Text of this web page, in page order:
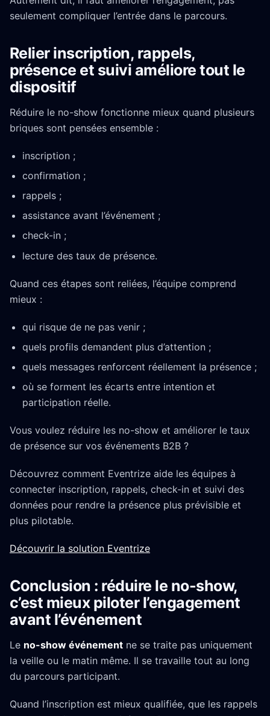
seulement compliquer l’entrée dans le parcours.
Relier inscription, rappels,
présence et suivi améliore tout le
dispositif
Réduire le no-show fonctionne mieux quand plusieurs
briques sont pensées ensemble :
inscription ;
confirmation ;
rappels ;
assistance avant l’événement ;
check-in ;
lecture des taux de présence.
Quand ces étapes sont reliées, l’équipe comprend
mieux :
qui risque de ne pas venir ;
quels profils demandent plus d’attention ;
quels messages renforcent réellement la présence ;
où se forment les écarts entre intention et
participation réelle.
Vous voulez réduire les no-show et améliorer le taux
de présence sur vos événements B2B ?
Découvrez comment Eventrize aide les équipes à
connecter inscription, rappels, check-in et suivi des
données pour rendre la présence plus prévisible et
plus pilotable.
Découvrir la solution Eventrize
Conclusion : réduire le no-show,
c’est mieux piloter l’engagement
avant l’événement
Le no-show événement ne se traite pas uniquement
la veille ou le matin même. Il se travaille tout au long
du parcours participant.
Quand l’inscription est mieux qualifiée, que les rappels